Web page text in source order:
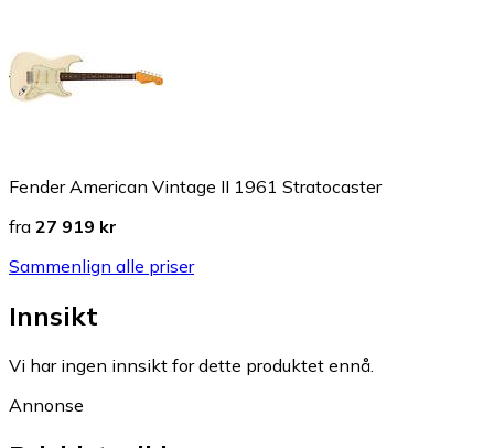
Fender American Vintage II 1961 Stratocaster
fra 27 919 kr
Sammenlign alle priser
Innsikt
Vi har ingen innsikt for dette produktet ennå.
Annonse